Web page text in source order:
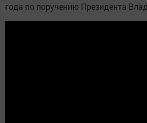
года по поручению Президента